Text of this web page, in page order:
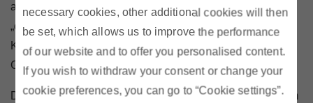
necessary cookies, other additional cookies will then
be set, which allows us to improve the performance
of our website and to offer you personalised content.
If you wish to withdraw your consent or change your
cookie preferences, you can go to “Cookie settings”.
alle größeren Stromanbieter müssen sogenannte
„dynamische Tarife“ anbieten, die den Kundinnen und
Kunden ermöglichen sollen, von den Bewegungen am
Großhandelsmarkt stärker zu profitieren.
Da Kundinnen und Kunden immer aktiver und selbst zum